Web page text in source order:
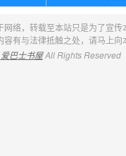
网络，转载至本站只是为了宣传
容有与法律抵触之处，请马上向
爱巴士书屋All Rights Reserved